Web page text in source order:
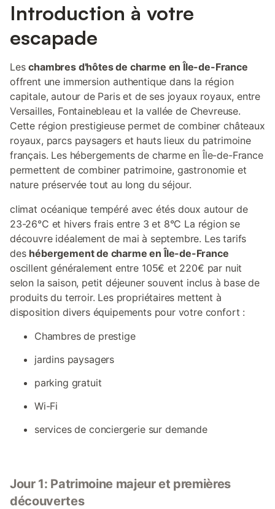
Introduction à votre
escapade
Leschambres d'hôtes de charme en Île-de-France
offrent une immersion authentique dans la région
capitale, autour de Paris et de ses joyaux royaux, entre
Versailles, Fontainebleau et la vallée de Chevreuse.
Cette région prestigieuse permet de combiner châteaux
royaux, parcs paysagers et hauts lieux du patrimoine
français. Les hébergements de charme en Île-de-France
permettent de combiner patrimoine, gastronomie et
nature préservée tout au long du séjour.
climat océanique tempéré avec étés doux autour de
23-26°C et hivers frais entre 3 et 8°C La région se
découvre idéalement de mai à septembre. Les tarifs
des hébergement de charme en Île-de-France
oscillent généralement entre 105€ et 220€ par nuit
selon la saison, petit déjeuner souvent inclus à base de
produits du terroir. Les propriétaires mettent à
disposition divers équipements pour votre confort :
Chambres de prestige
jardins paysagers
parking gratuit
Wi-Fi
services de conciergerie sur demande
Jour 1: Patrimoine majeur et premières
découvertes